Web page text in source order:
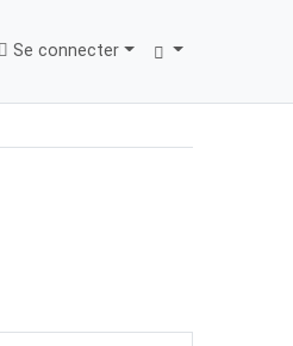
Se connecter
Trouver